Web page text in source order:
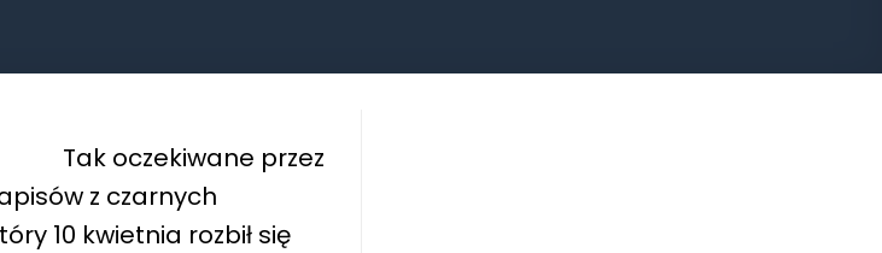
Tak oczekiwane przez
z czarnych
10 kwietnia rozbił się